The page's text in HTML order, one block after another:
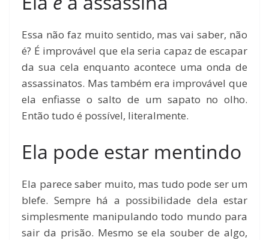
Essa não faz muito sentido, mas vai saber, não
é? É improvável que ela seria capaz de escapar
da sua cela enquanto acontece uma onda de
assassinatos. Mas também era improvável que
ela enfiasse o salto de um sapato no olho.
Então tudo é possível, literalmente.
Ela pode estar mentindo
Ela parece saber muito, mas tudo pode ser um
blefe. Sempre há a possibilidade dela estar
simplesmente manipulando todo mundo para
sair da prisão. Mesmo se ela souber de algo,